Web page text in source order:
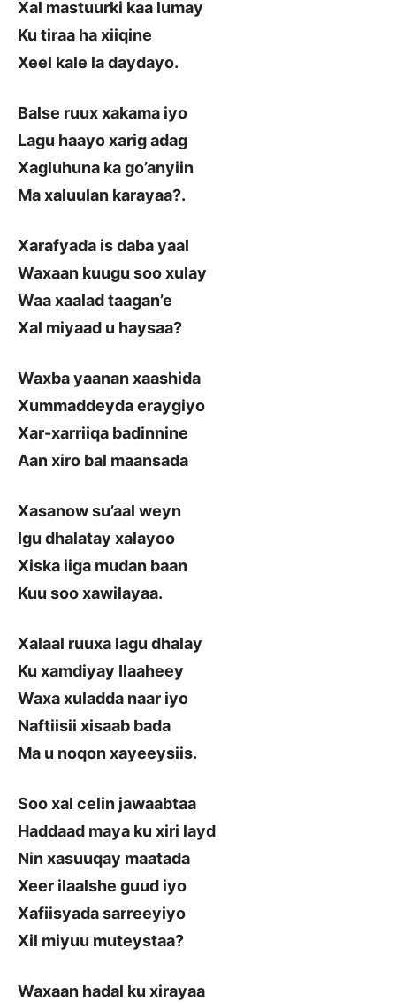
Xal mastuurki kaa lumay
Ku tiraa ha xiiqine
Xeel kale la daydayo.
Balse ruux xakama iyo
Lagu haayo xarig adag
Xagluhuna ka go’anyiin
Ma xaluulan karayaa?.
Xarafyada is daba yaal
Waxaan kuugu soo xulay
Waa xaalad taagan’e
Xal miyaad u haysaa?
Waxba yaanan xaashida
Xummaddeyda eraygiyo
Xar-xarriiqa badinnine
Aan xiro bal maansada
Xasanow su’aal weyn
Igu dhalatay xalayoo
Xiska iiga mudan baan
Kuu soo xawilayaa.
Xalaal ruuxa lagu dhalay
Ku xamdiyay Ilaaheey
Waxa xuladda naar iyo
Naftiisii xisaab bada
Ma u noqon xayeeysiis.
Soo xal celin jawaabtaa
Haddaad maya ku xiri layd
Nin xasuuqay maatada
Xeer ilaalshe guud iyo
Xafiisyada sarreeyiyo
Xil miyuu muteystaa?
Waxaan hadal ku xirayaa